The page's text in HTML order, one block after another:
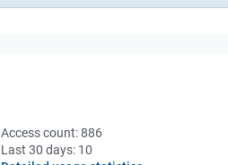
Access count:886
Last 30 days: 10